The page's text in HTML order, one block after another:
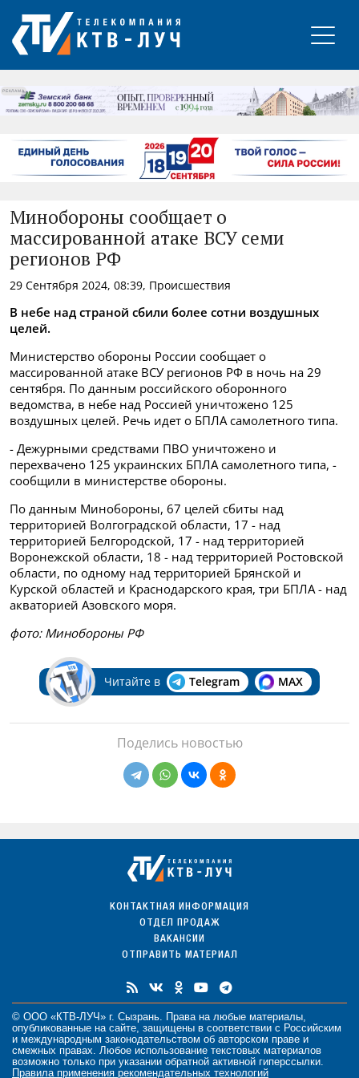
РЕКЛАМА
Минобороны сообщает о
массированной атаке ВСУ семи
регионов РФ
29 Сентября 2024, 08:39, Происшествия
В небе над страной сбили более сотни воздушных
целей.
Министерство обороны России сообщает о
массированной атаке ВСУ регионов РФ в ночь на 29
сентября. По данным российского оборонного
ведомства, в небе над Россией уничтожено 125
воздушных целей. Речь идет о БПЛА самолетного типа.
- Дежурными средствами ПВО уничтожено и
перехвачено 125 украинских БПЛА самолетного типа, -
сообщили в министерстве обороны.
По данным Минобороны, 67 целей сбиты над
территорией Волгоградской области, 17 - над
территорией Белгородской, 17 - над территорией
Воронежской области, 18 - над территорией Ростовской
области, по одному над территорией Брянской и
Курской областей и Краснодарского края, три БПЛА - над
акваторией Азовского моря.
фото: Минобороны РФ
Читайте в Telegram MAX
Поделись новостью
КОНТАКТНАЯ ИНФОРМАЦИЯ
ОТДЕЛ ПРОДАЖ
ВАКАНСИИ
ОТПРАВИТЬ МАТЕРИАЛ
© ООО «КТВ-ЛУЧ» г. Сызрань. Права на любые материалы
опубликованные на сайте, защищены в соответствии с Российским
и международным законодательством об авторском праве и
смежных правах. Любое использование текстовых материалов
возможно только при указании обратной активной гиперссылки.
Правила применения рекомендательных технологий